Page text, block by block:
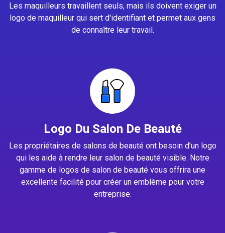
Les maquilleurs travaillent seuls, mais ils doivent exiger un
logo de maquilleur qui sert d'identifiant et permet aux gens
de connaître leur travail.
Logo Du Salon De Beauté
Les propriétaires de salons de beauté ont besoin d’un logo
qui les aide à rendre leur salon de beauté visible. Notre
gamme de logos de salon de beauté vous offrira une
excellente facilité pour créer un emblème pour votre
entreprise.